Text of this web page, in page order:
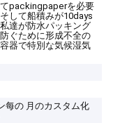
packingpaperを必要
して船積みが10days
達が防水パッキング
ぐために形成不全の
器で特別な気候湿気
每の 月のカスタム化